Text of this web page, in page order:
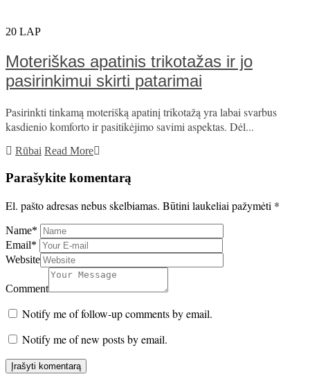
20 LAP
Moteriškas apatinis trikotažas ir jo
pasirinkimui skirti patarimai
Pasirinkti tinkamą moterišką apatinį trikotažą yra labai svarbus
kasdienio komforto ir pasitikėjimo savimi aspektas. Dėl...
Rūbai Read More
Parašykite komentarą
El. pašto adresas nebus skelbiamas. Būtini laukeliai pažymėti *
Name*
Email*
Website
Comment
Notify me of follow-up comments by email.
Notify me of new posts by email.